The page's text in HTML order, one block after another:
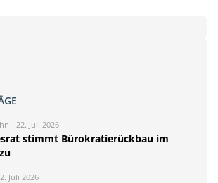
22. Juli 2026
stimmt Bürokratierückbau im
Juli 2026